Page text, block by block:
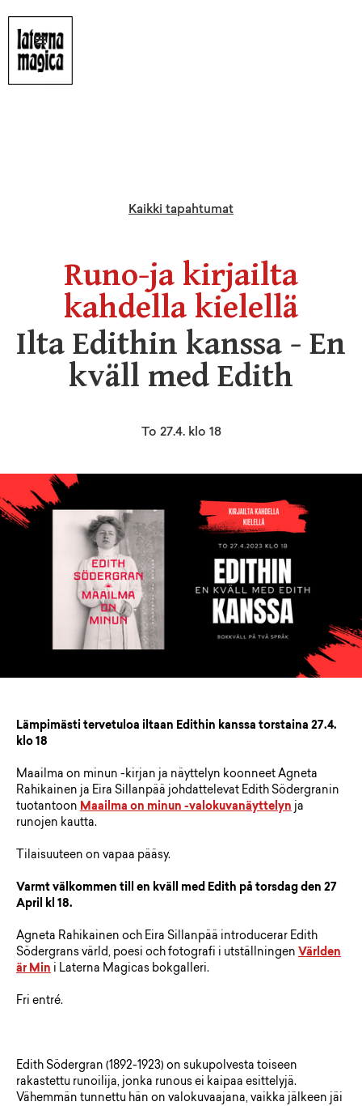
Kaikki tapahtumat
Runo-ja kirjailta
kahdella kielellä
Ilta Edithin kanssa - En
kväll med Edith
To 27.4. klo 18
Lämpimästi tervetuloa iltaan Edithin kanssa torstaina 27.4.
klo 18
Maailma on minun -kirjan ja näyttelyn koonneet Agneta
Rahikainen ja Eira Sillanpää johdattelevat Edith Södergranin
tuotantoon Maailma on minun -valokuvanäyttelyn ja
runojen kautta.
Tilaisuuteen on vapaa pääsy.
Varmt välkommen till en kväll med Edith på torsdag den 27
April kl 18.
Agneta Rahikainen och Eira Sillanpää introducerar Edith
Södergrans värld, poesi och fotografi i utställningen Världen
är Min i Laterna Magicas bokgalleri.
Fri entré.
Edith Södergran (1892-1923) on sukupolvesta toiseen
rakastettu runoilija, jonka runous ei kaipaa esittelyjä.
Vähemmän tunnettu hän on valokuvaajana, vaikka jälkeen jäi